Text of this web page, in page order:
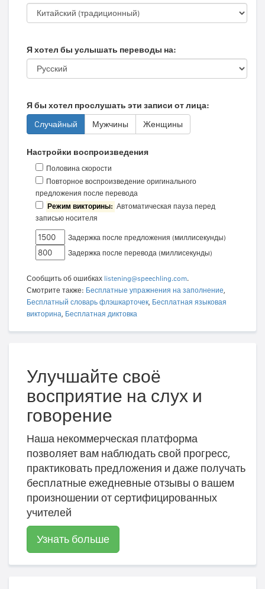
Я хотел бы услышать переводы на:
Я бы хотел прослушать эти записи от лица:
Cлучайный
Мужчины Женщины
Настройки воспроизведения
Половина скорости
Повторное воспроизведение оригинального
предложения после перевода
Режим викторины: Автоматическая пауза перед
записью носителя
Задержка после предложения (миллисекунды)
Задержка после перевода (миллисекунды)
Сообщить об ошибках listening@speechling.com.
Смотрите также: Бесплатные упражнения на заполнение,
Бесплатный словарь флэшкарточек, Бесплатная языковая
викторина, Бесплатная диктовка
Улучшайте своё
восприятие на слух и
говорение
Наша некоммерческая платформа
позволяет вам наблюдать свой прогресс,
практиковать предложения и даже получать
бесплатные ежедневные отзывы о вашем
произношении от сертифицированных
учителей
Узнать больше